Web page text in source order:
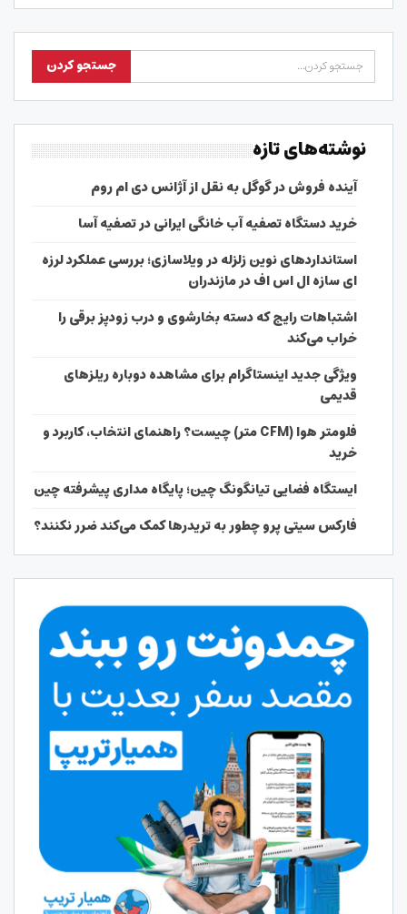
نوشته‌های تازه
آینده فروش در گوگل به نقل از آژانس دی ام روم
خرید دستگاه تصفیه آب خانگی ایرانی در تصفیه آسا
استانداردهای نوین زلزله در ویلاسازی؛ بررسی عملکرد لرزه
ای سازه ال اس اف در مازندران
اشتباهات رایج که دسته بخارشوی و درب زودپز برقی را
خراب می‌کند
ویژگی جدید اینستاگرام برای مشاهده دوباره ریلزهای
قدیمی
فلومتر هوا (CFM متر) چیست؟ راهنمای انتخاب، کاربرد و
خرید
ایستگاه فضایی تیانگونگ چین؛ پایگاه مداری پیشرفته چین
فارکس سیتی پرو چطور به تریدرها کمک می‌کند ضرر نکنند؟